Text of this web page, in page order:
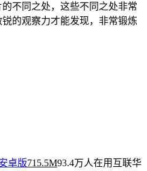
不同之处，这些不同之处非常
的观察力才能发现，非常锻炼
卓版715.5M93.4万人在用 互联华